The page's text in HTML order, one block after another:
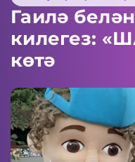
Гаилә
килегез:
көтә